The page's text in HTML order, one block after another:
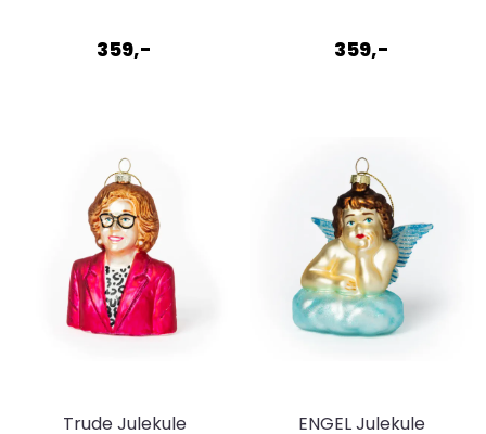
359,- 359,-
Trude Julekule ENGEL Julekule